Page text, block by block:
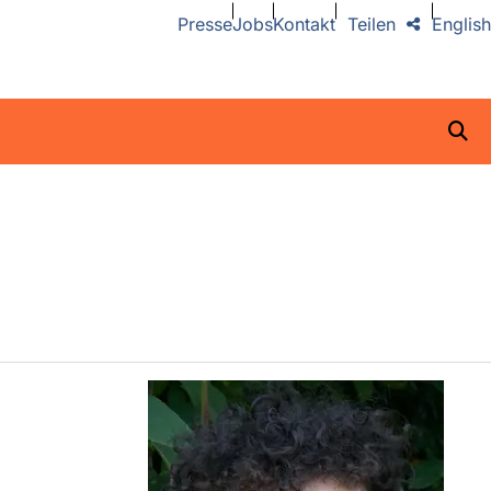
PresseJobsKontakt English
Teilen